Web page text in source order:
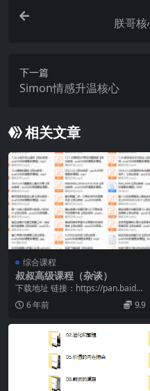
朕哥
下一篇
Simon情感升温核心
相关文章
综合课程
叔叔高级课程（杂谈）
下载地址 链接：https://pan.baidu.
com/s/1T-6sDs8...
6 年前 9.9